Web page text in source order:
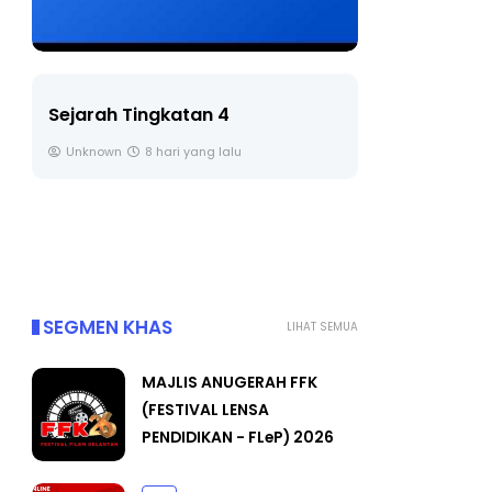
Sejarah Tingkatan 4
Unknown 8 hari yang lalu
LIHAT SEMUA
SEGMEN KHAS
MAJLIS ANUGERAH FFK
(FESTIVAL LENSA
PENDIDIKAN - FLeP) 2026